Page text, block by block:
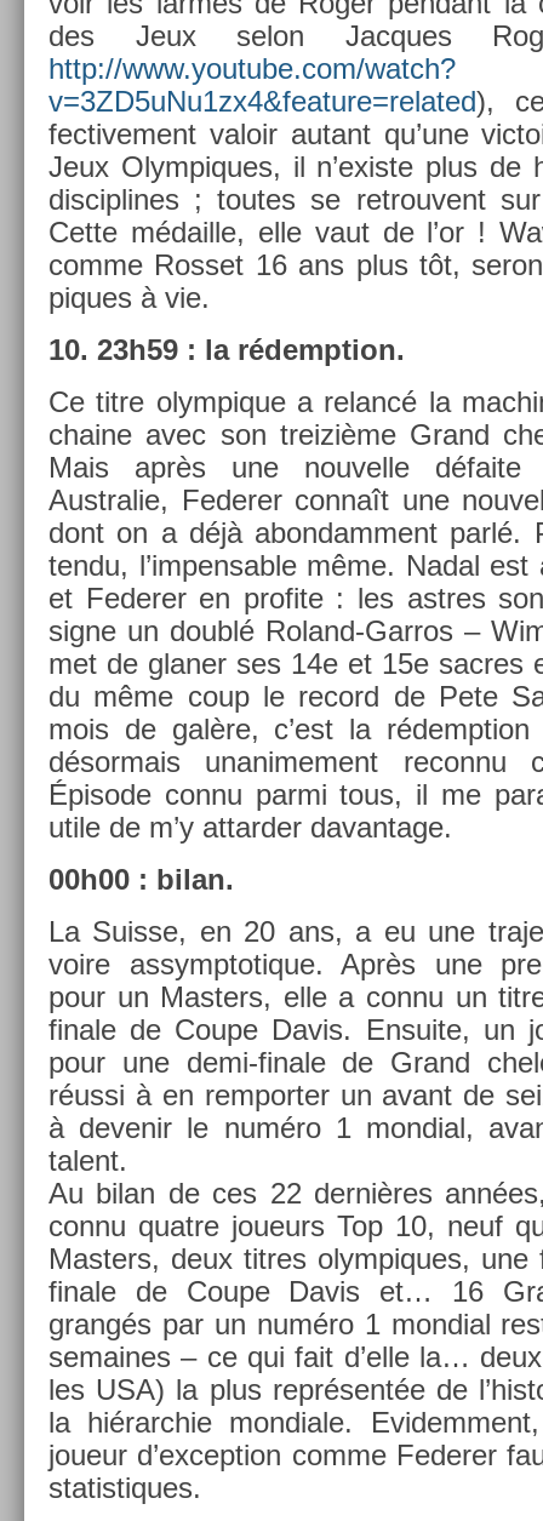
des Jeux selon Jac­ques
http://www.youtube.­com/watch?
v=3ZD5uNu1zx4&feature=­related),
fective­ment valoir autant qu’une
Jeux Olym­piques, il n’exis­te plus de
dis­cip­lines ; toutes se retro­uvent
Cette médail­le, elle vaut de l’or !
comme Ros­set 16 ans plus tôt,
piques à vie.
10. 23h59 : la rédemp­tion.
Ce titre olym­pique a re­lancé la
chaine avec son treiziè­me Grand
Mais après une nouvel­le
Australie, Feder­er connaît une
dont on a déjà ab­on­dam­ment parlé.
tendu, l’im­pens­able même. Nadal
et Feder­er en pro­fite : les as­tres
signe un doublé Roland-Garros –
met de glan­er ses 14e et 15e sac­res
du même coup le re­cord de Pete
mois de galère, c’est la
désor­mais un­anime­ment re­con­nu
Épisode connu parmi tous, il me
utile de m’y at­tard­er davan­tage.
00h00 : bilan.
La Suis­se, en 20 ans, a eu une
voire as­symptotique. Après une
pour un Mast­ers, elle a connu un
fin­ale de Coupe Davis. En­suite, un
pour une demi-finale de Grand
réussi à en re­mport­er un avant de
à de­venir le numéro 1 mon­di­al,
talent.
Au bilan de ces 22 dernières
connu quat­re joueurs Top 10, neuf
Mast­ers, deux tit­res olym­piques,
finale de Coupe Davis et… 16
grangés par un numéro 1 mon­di­al
semaines – ce qui fait d’elle la…
les USA) la plus représentée de
la hié­rarchie mon­diale.
joueur d’ex­cep­tion comme Feder­er
statis­tiques.